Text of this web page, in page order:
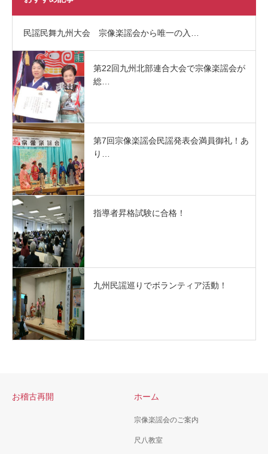
民謡民舞九州大会 宗像楽謡会から唯一の入…
第22回九州北部連合大会で宗像楽謡会が
総…
第7回宗像楽謡会民謡発表会満員御礼！あ
り…
指導者昇格試験に合格！
九州民謡巡りでボランティア活動！
お稽古再開 ホーム
宗像楽謡会のご案内
尺八教室